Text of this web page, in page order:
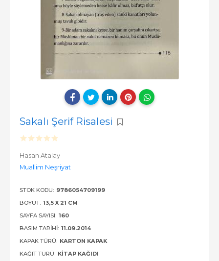
Sakalı Şerif Risalesi
Hasan Atalay
Muallim Neşriyat
STOK KODU: 9786054709199
BOYUT: 13,5 X 21 CM
SAYFA SAYISI: 160
BASIM TARIHI: 11.09.2014
KAPAK TÜRÜ: KARTON KAPAK
KAĞIT TÜRÜ: KITAP KAĞIDI